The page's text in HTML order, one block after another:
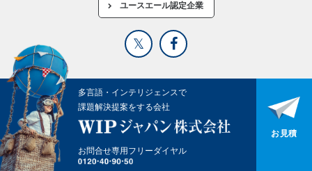
ユースエール認定企業
多言語・インテリジェンスで
課題解決提案をする会社
お問合せ専用フリーダイヤル
お見積